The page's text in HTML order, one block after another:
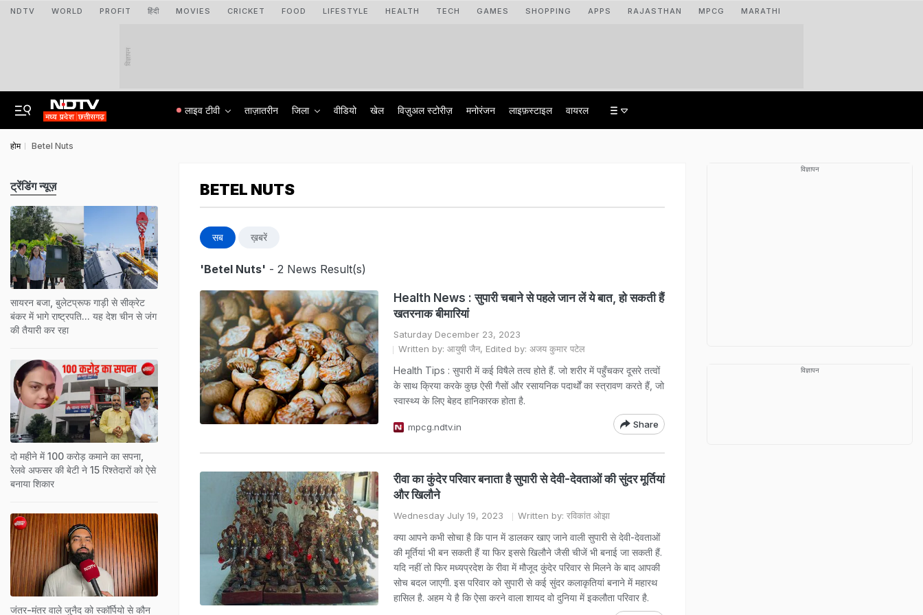
NDTV WORLD PROFIT हिंदी MOVIES CRICKET FOOD LIFESTYLE HEALTH TECH GAMES SHOPPING APPS RAJASTHAN MPCG MARATHI
विज्ञापन
लाइव टीवी ताज़ातरीन जिला वीडियो खेल विज़ुअल स्टोरीज़ मनोरंजन लाइफ़स्टाइल वायरल
होम Betel Nuts
BETEL NUTS
सब ख़बरें
'Betel Nuts' - 2 News Result(s)
Health News : सुपारी चबाने से पहले जान लें ये बात, हो सकती हैं
खतरनाक बीमारियां
Saturday December 23, 2023
Written by: आयुषी जैन, Edited by: अजय कुमार पटेल
Health Tips : सुपारी में कई विषैले तत्व होते हैं. जो शरीर में पहुँचकर दूसरे तत्वों
के साथ क्रिया करके कुछ ऐसी गैसों और रसायनिक पदार्थों का स्त्रावण करते हैं, जो
स्वास्थ्य के लिए बेहद हानिकारक होता है.
mpcg.ndtv.in Share
रीवा का कुंदेर परिवार बनाता है सुपारी से देवी-देवताओं की सुंदर मूर्तियां
और खिलौने
Wednesday July 19, 2023 Written by: रविकांत ओझा
क्या आपने कभी सोचा है कि पान में डालकर खाए जाने वाली सुपारी से देवी-देवताओं
की मूर्तियां भी बन सकती हैं या फिर इससे खिलौने जैसी चीजें भी बनाई जा सकती हैं.
यदि नहीं तो फिर मध्यप्रदेश के रीवा में मौजूद कुंदेर परिवार से मिलने के बाद आपकी
सोच बदल जाएगी. इस परिवार को सुपारी से कई सुंदर कलाकृतियां बनाने में महारथ
हासिल है. अहम ये है कि ऐसा करने वाला शायद वो दुनिया में इकलौता परिवार है.
ट्रेंडिंग न्यूज़
सायरन बजा, बुलेटप्रूफ गाड़ी से सीक्रेट
बंकर में भागे राष्ट्रपति... यह देश चीन से जंग
की तैयारी कर रहा
दो महीने में 100 करोड़ कमाने का सपना,
रेलवे अफसर की बेटी ने 15 रिश्तेदारों को ऐसे
बनाया शिकार
जंतर-मंतर वाले जुनैद को स्कॉर्पियो से कौन
विज्ञापन
विज्ञापन